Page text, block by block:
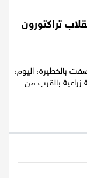
انقلاب تراكتورون
(75 عامًا) بجراح وصفت بالخطيرة، اليوم،
بالقرب من